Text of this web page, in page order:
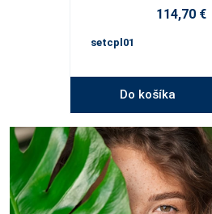
114,70 €
setcpl01
Do košíka